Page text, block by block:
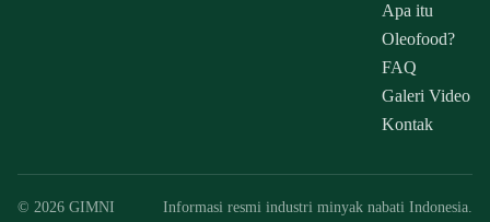
Apa itu
Oleofood?
FAQ
Galeri Video
Kontak
© 2026 GIMNI Informasi resmi industri minyak nabati Indonesia.